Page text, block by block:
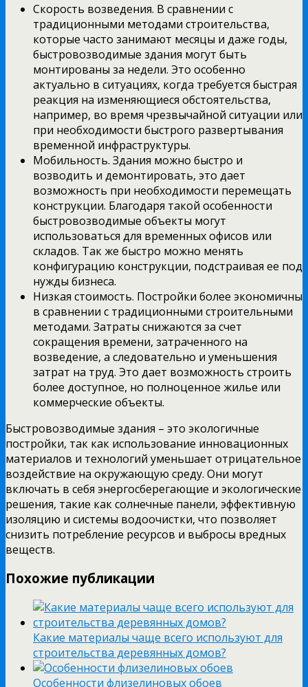
Скорость возведения. В сравнении с
традиционными методами строительства,
которые часто занимают месяцы и даже годы,
быстровозводимые здания могут быть
монтированы за недели. Это особенно
актуально в ситуациях, когда требуется быстрая
реакция на изменяющиеся обстоятельства,
например, во время чрезвычайной ситуации или
при необходимости быстрого развертывания
временной инфраструктуры.
Мобильность. Здания можно быстро и
возводить и демонтировать, это дает
возможность при необходимости перемещать
конструкции. Благодаря такой особенности
быстровозводимые объекты могут
использоваться для временных офисов или
складов. Так же быстро можно менять
конфигурацию конструкции, подстраивая ее под
нужды бизнеса.
Низкая стоимость. Постройки более экономичны
в сравнении с традиционными строительными
методами. Затраты снижаются за счет
сокращения времени, затраченного на
возведение, а следовательно и уменьшения
затрат на труд. Это дает возможность строить
более доступное, но полноценное жилье или
коммерческие объекты.
Быстровозводимые здания – это экологичные
постройки, так как использование инновационных
материалов и технологий уменьшает отрицательное
воздействие на окружающую среду. Они могут
включать в себя энергосберегающие и экологические
решения, такие как солнечные панели, эффективную
изоляцию и системы водоочистки, что позволяет
снизить потребление ресурсов и выбросы вредных
веществ.
Похожие публикации
Какие материалы чаще всего используют для
строительства деревянных домов?
Особенности флизелиновых обоев